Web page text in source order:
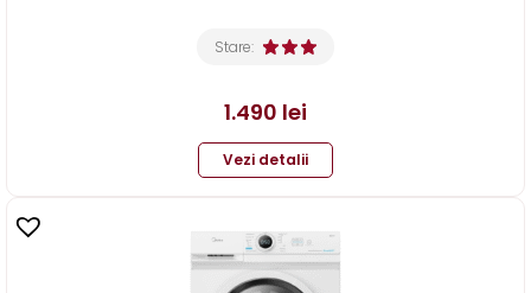
Stare:
1.490 lei
Vezi detalii